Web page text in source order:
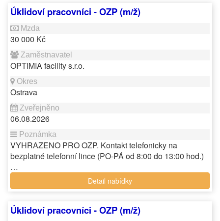
Úklidoví pracovníci - OZP (m/ž)
30 000 Kč
OPTIMIA facility s.r.o.
Ostrava
06.08.2026
VYHRAZENO PRO OZP. Kontakt telefonicky na
bezplatné telefonní lince (PO-PÁ od 8:00 do 13:00 hod.)
…
Detail nabídky
Úklidoví pracovníci - OZP (m/ž)